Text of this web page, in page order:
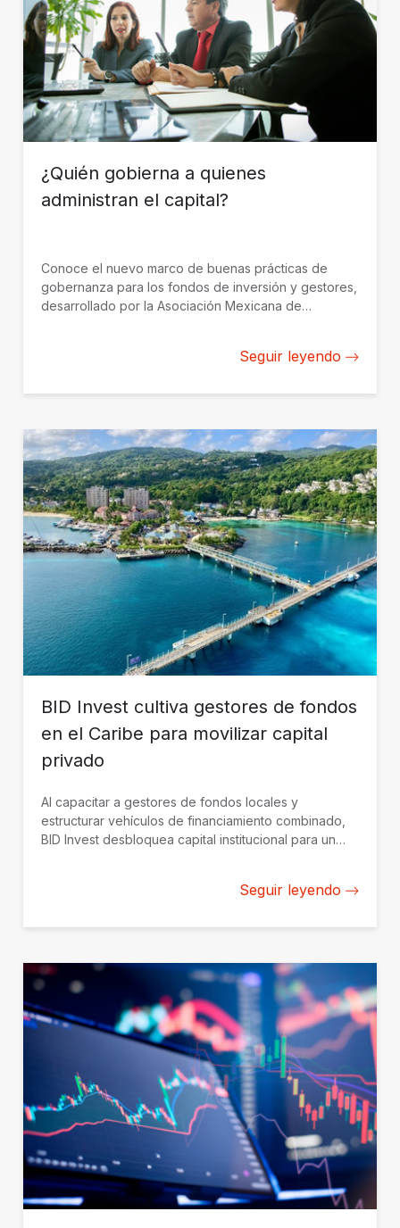
¿Quién gobierna a quienes
administran el capital?
Conoce el nuevo marco de buenas prácticas de
gobernanza para los fondos de inversión y gestores,
desarrollado por la Asociación Mexicana de
Seguir leyendo
BID Invest cultiva gestores de fondos
en el Caribe para movilizar capital
privado
Al capacitar a gestores de fondos locales y
estructurar vehículos de financiamiento combinado,
BID Invest desbloquea capital institucional para un
Seguir leyendo